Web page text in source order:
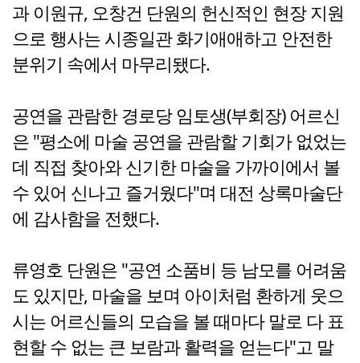
과 이원규, 오창건 단원의 헌신적인 현장 지원
으로 행사는 시종일관 화기애애하고 안전한
분위기 속에서 마무리됐다.
공연을 관람한 경로당 임토생(부회장) 어르신
은 "평소에 마술 공연을 관람할 기회가 없었는
데 직접 찾아와 신기한 마술을 가까이에서 볼
수 있어 신나고 즐거웠다"며 대전 상록마술단
에 감사함을 전했다.
류영호 단원은 "공연 소품비 등 남모를 어려움
도 있지만, 마술을 보며 아이처럼 환하게 웃으
시는 어르신들의 모습을 볼 때마다 말로 다 표
현할 수 없는 큰 보람과 활력을 얻는다"고 말